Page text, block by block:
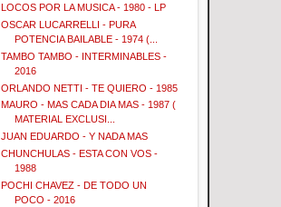
LOCOS POR LA MUSICA - 1980 - LP
OSCAR LUCARRELLI - PURA
POTENCIA BAILABLE - 1974 (...
TAMBO TAMBO - INTERMINABLES -
2016
ORLANDO NETTI - TE QUIERO - 1985
MAURO - MAS CADA DIA MAS - 1987 (
MATERIAL EXCLUSI...
JUAN EDUARDO - Y NADA MAS
CHUNCHULAS - ESTA CON VOS -
1988
POCHI CHAVEZ - DE TODO UN
POCO - 2016